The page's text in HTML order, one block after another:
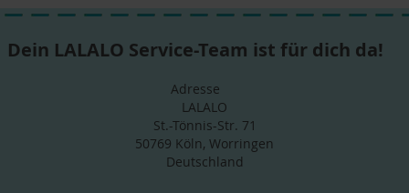
Dein LALALO Service-Team ist für dich da!
Adresse
LALALO
St.-Tönnis-Str. 71
50769 Köln, Worringen
Deutschland